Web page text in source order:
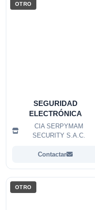
OTRO
SEGURIDAD
ELECTRÓNICA
CIA SERPYMAM
SECURITY S.A.C.
Contactar
OTRO